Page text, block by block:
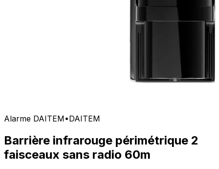
Alarme DAITEM•DAITEM
Barrière infrarouge périmétrique 2
faisceaux sans radio 60m